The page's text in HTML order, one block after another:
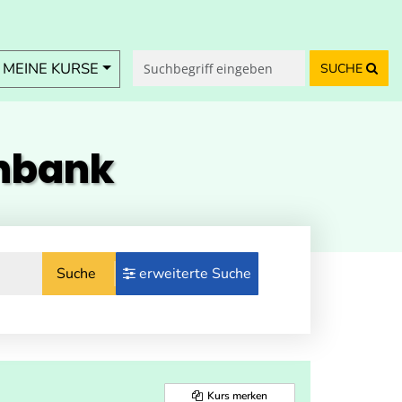
KURSE SUCHE
Suche erweiterte Suche
Kurs merken